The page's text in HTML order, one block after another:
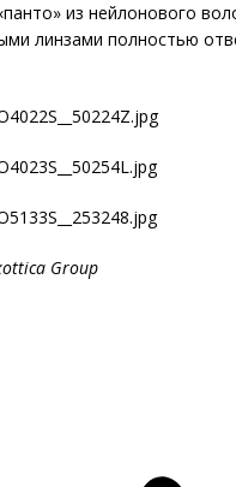
из нейлонового
линзами полностью
Group